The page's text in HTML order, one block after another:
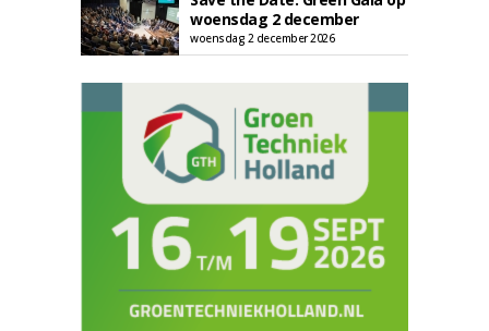
woensdag 2 december
woensdag 2 december 2026